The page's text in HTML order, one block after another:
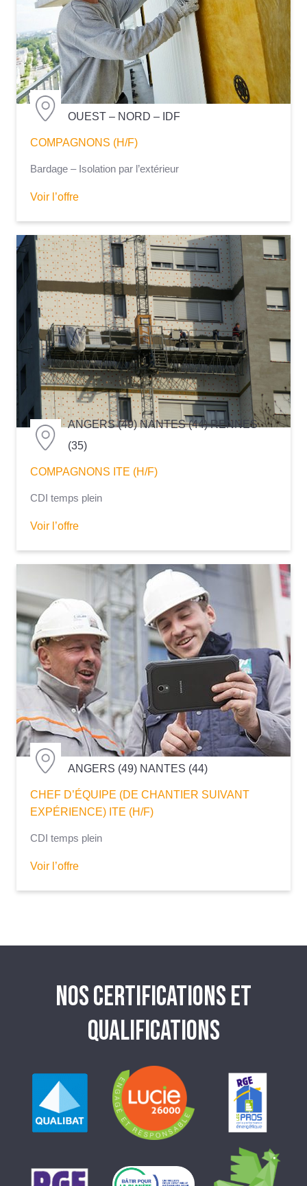
OUEST – NORD – IDF
COMPAGNONS (H/F)
Bardage – Isolation par l’extérieur
Voir l’offre
ANGERS (49) NANTES (44) RENNES
(35)
COMPAGNONS ITE (H/F)
CDI temps plein
Voir l’offre
ANGERS (49) NANTES (44)
CHEF D’ÉQUIPE (DE CHANTIER SUIVANT
EXPÉRIENCE) ITE (H/F)
CDI temps plein
Voir l’offre
NOS CERTIFICATIONS ET
QUALIFICATIONS